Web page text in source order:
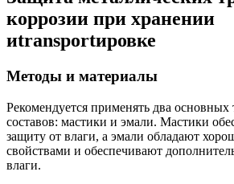
коррозии при хранении
иtransportировке
Методы и материалы
Рекомендуется применять два
составов: мастики и эмали. Мастики
защиту от влаги, а эмали обладают
свойствами и обеспечивают
влаги.